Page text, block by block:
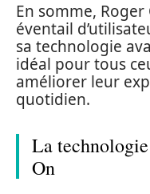
En somme, Roger
éventail
sa technologie
idéal pour tous
améliorer leur
quotidien.
La
On